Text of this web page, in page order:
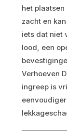
het
zacht en
iets dat niet
lood, een
Verhoeven
ingreep is